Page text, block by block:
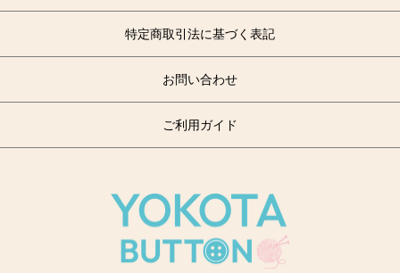
特定商取引法に基づく表記
お問い合わせ
ご利用ガイド